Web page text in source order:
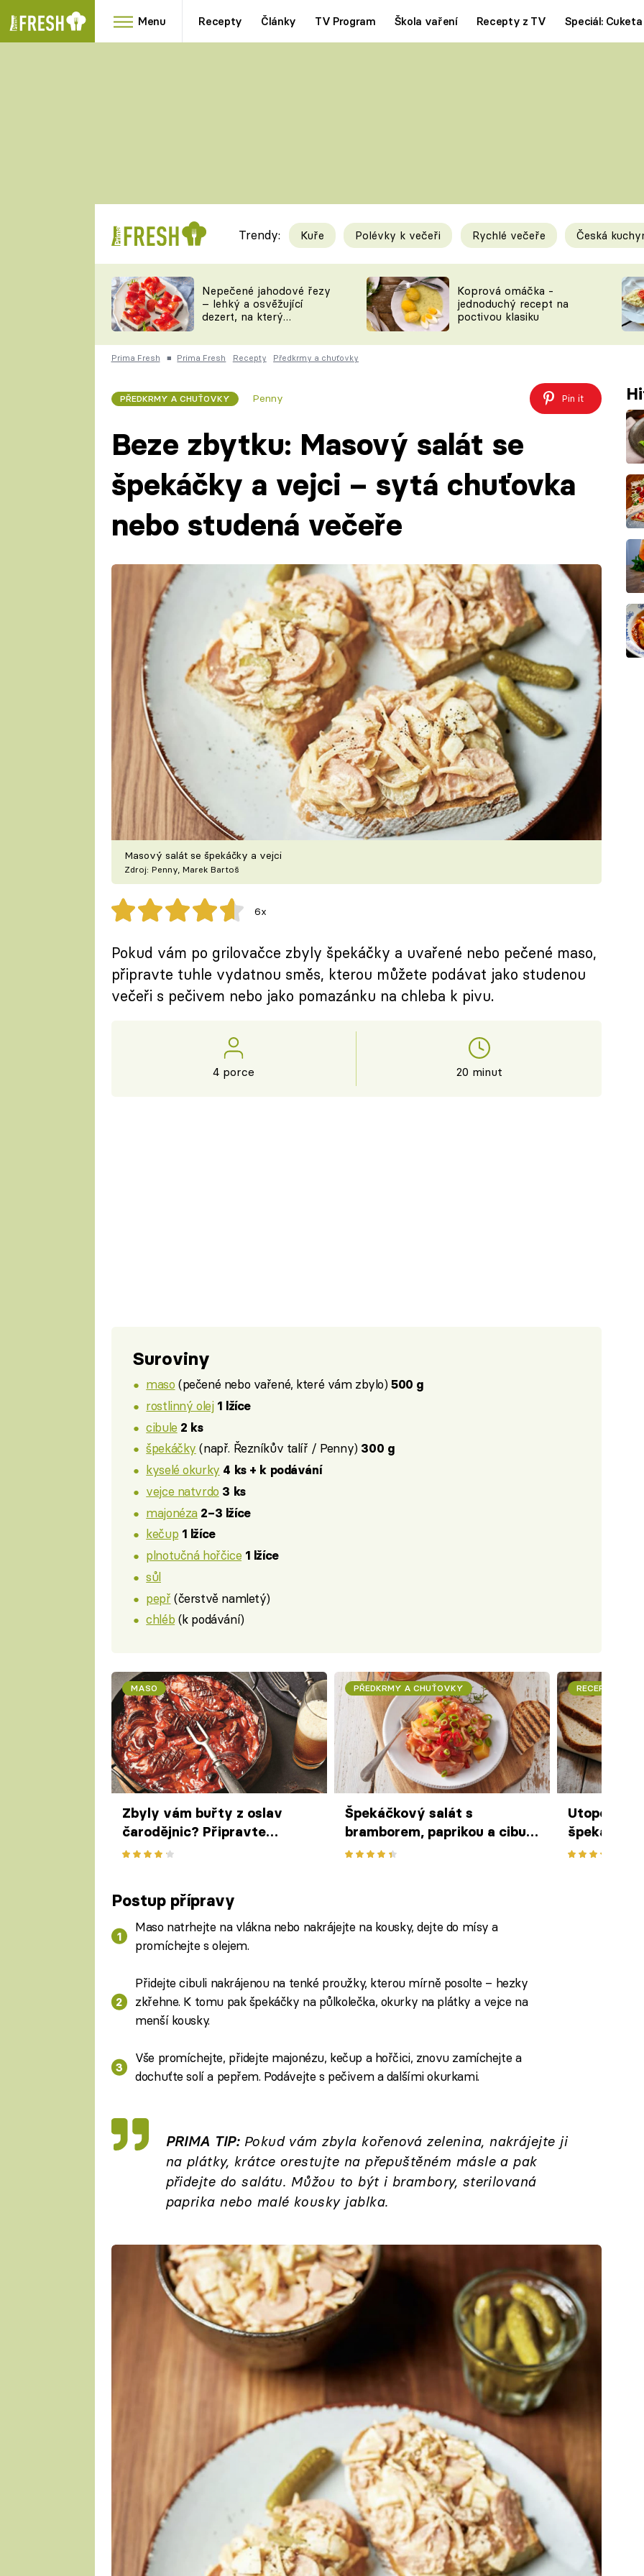
Menu Recepty Články TV Program Škola vaření Recepty z TV Speciál: Cuketa
RYCHLOVKY
Videorecepty
TEĎ VAŘÍ ŠÉF!
ČESKO NA TALÍŘI
KUCHAŘKA
Tipy a triky
KAM ZA JÍDLEM
VYCHYTÁVKY
ČASOPIS
Trendy: Kuře Polévky k večeři Rychlé večeře Česká
Nepečené jahodové řezy
– lehký a osvěžující
dezert, na který
Koprová omáčka -
jednoduchý recept na
poctivou klasiku
Prima Fresh ■ Prima Fresh Recepty Předkrmy a chuťovky
PŘEDKRMY A CHUŤOVKY Penny Pin it
Beze zbytku: Masový salát se
špekáčky a vejci – sytá chuťovka
nebo studená večeře
Masový salát se špekáčky a vejci
Zdroj: Penny, Marek Bartoš
6x
Pokud vám po grilovačce zbyly špekáčky a uvařené nebo pečené maso,
připravte tuhle vydatnou směs, kterou můžete podávat jako studenou
večeři s pečivem nebo jako pomazánku na chleba k pivu.
4 porce 20 minut
Suroviny
maso (pečené nebo vařené, které vám zbylo)500 g
rostlinný olej 1 lžíce
cibule 2 ks
špekáčky (např. Řezníkův talíř / Penny) 300 g
kyselé okurky 4 ks + k podávání
vejce natvrdo 3 ks
majonéza 2–3 lžíce
kečup 1 lžíce
plnotučná hořčice 1 lžíce
sůl
pepř (čerstvě namletý)
chléb (k podávání)
MASO
Zbyly vám buřty z oslav
čarodějnic? Připravte
špekáčky pečené na černém
PŘEDKRMY A CHUŤOVKY
Špekáčkový salát s
bramborem, paprikou a cibulí
– pikantní klasika, která
RECEPTY
Utopencův
špekáčky a
Postup přípravy
Maso natrhejte na vlákna nebo nakrájejte na kousky, dejte do mísy a
promíchejte s olejem.
Přidejte cibuli nakrájenou na tenké proužky, kterou mírně posolte – hezky
zkřehne. K tomu pak špekáčky na půlkolečka, okurky na plátky a vejce na
menší kousky.
Vše promíchejte, přidejte majonézu, kečup a hořčici, znovu zamíchejte a
dochuťte solí a pepřem. Podávejte s pečivem a dalšími okurkami.
PRIMA TIP:Pokud vám zbyla kořenová zelenina, nakrájejte ji
na plátky, krátce orestujte na přepuštěném másle a pak
přidejte do salátu. Můžou to být i brambory, sterilovaná
paprika nebo malé kousky jablka.